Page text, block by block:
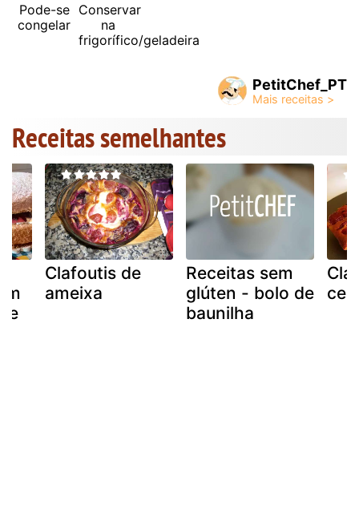
Pode-se
congelar
Conservar
na
frigorífico/geladeira
PetitChef_PT
Receitas semelhantes
e
Clafoutis de
ameixa
Receitas sem
glúten - bolo de
baunilha